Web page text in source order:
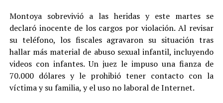
Montoya sobrevivió a las heridas y este martes se
declaró inocente de los cargos por violación. Al revisar
su teléfono, los fiscales agravaron su situación tras
hallar más material de abuso sexual infantil, incluyendo
videos con infantes. Un juez le impuso una fianza de
70.000 dólares y le prohibió tener contacto con la
víctima y su familia, y el uso no laboral de Internet.